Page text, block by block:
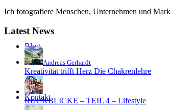
Blog
Kontakt
Ich fotografiere Menschen, Unternehmen und
Latest News
Andreas Gerhardt
Kreativität trifft Herz Die Chakrenlehre
RÜCKBLICKE – TEIL 4 – Lifestyle